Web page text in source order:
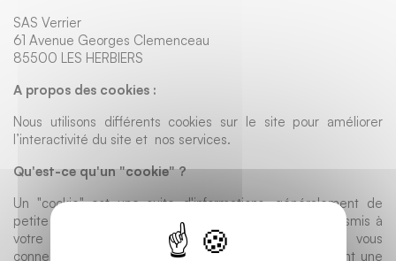
SAS Verrier
61 Avenue Georges Clemenceau
85500 LES HERBIERS
A propos des cookies :
Nous utilisons différents cookies sur le site pour améliorer
l’interactivité du site et nos services.
Qu'est-ce qu'un "cookie" ?
Un "cookie" est une suite d'informations, généralement de
petite taille et identifié par un nom, qui peut être transmis à
votre navigateur par un site web sur lequel vous vous
connectez. Votre navigateur web le conservera pendant une